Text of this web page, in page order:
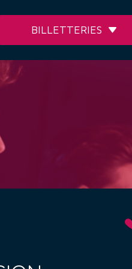
BILLETTERIES